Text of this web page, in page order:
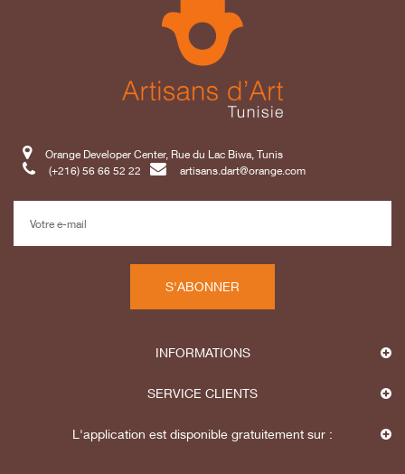
Orange Developer Center, Rue du Lac Biwa, Tunis
(+216) 56 66 52 22
artisans.dart@orange.com
S'ABONNER
INFORMATIONS
SERVICE CLIENTS
L'application est disponible gratuitement sur :